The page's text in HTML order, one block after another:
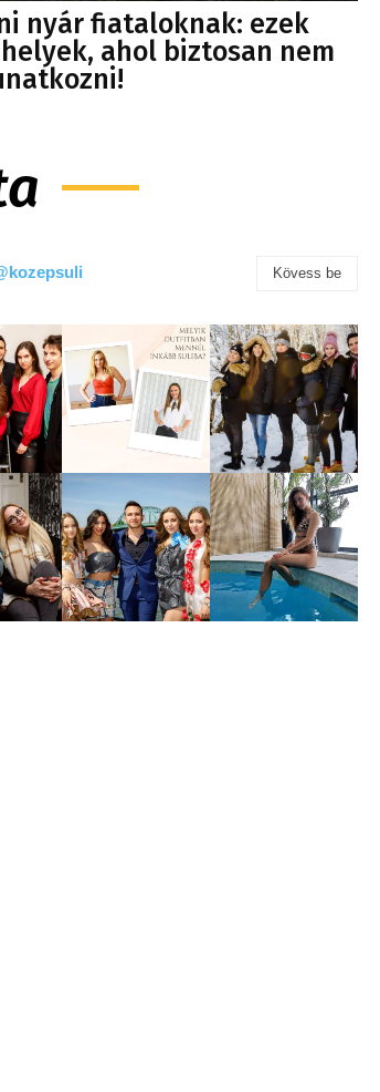
nyár fiataloknak: ezek
ahol biztosan nem
Kövess be